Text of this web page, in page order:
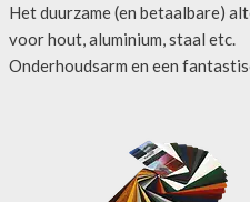
Het duurzame (en betaalbare)
voor hout, aluminium, staal etc.
Onderhoudsarm en een